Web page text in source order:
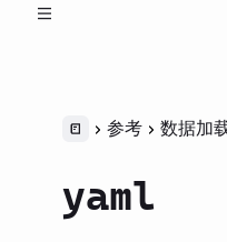
参考
样式
类型（旧）
参考 数据加
yaml